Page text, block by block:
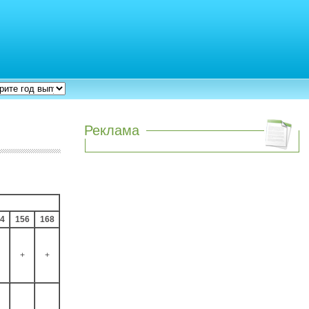
156 168
+ +
Реклама